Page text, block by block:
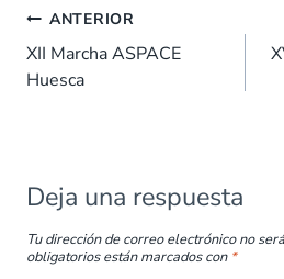
b
o
o
s
A dI
es
ANTERIOR
XII Marcha ASPACE
Huesca
Deja una respuesta
Tu dirección de correo electrónico no
obligatorios están marcados con *